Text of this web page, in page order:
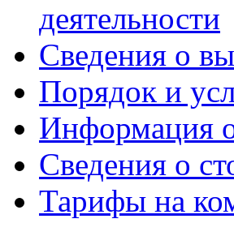
деятельности
Сведения о
Порядок и
Информация
Сведения о
Тарифы на